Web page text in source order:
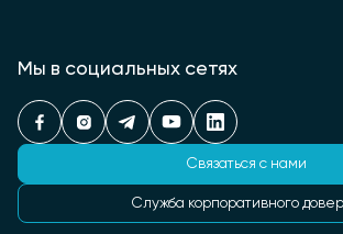
Мы в социальных сетях
Связаться с нами
Служба корпоративного